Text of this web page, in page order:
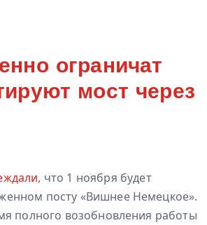
ограничат
мост через
, что 1 ноября будет
посту «Вишнее Немецкое».
полного возобновления работы